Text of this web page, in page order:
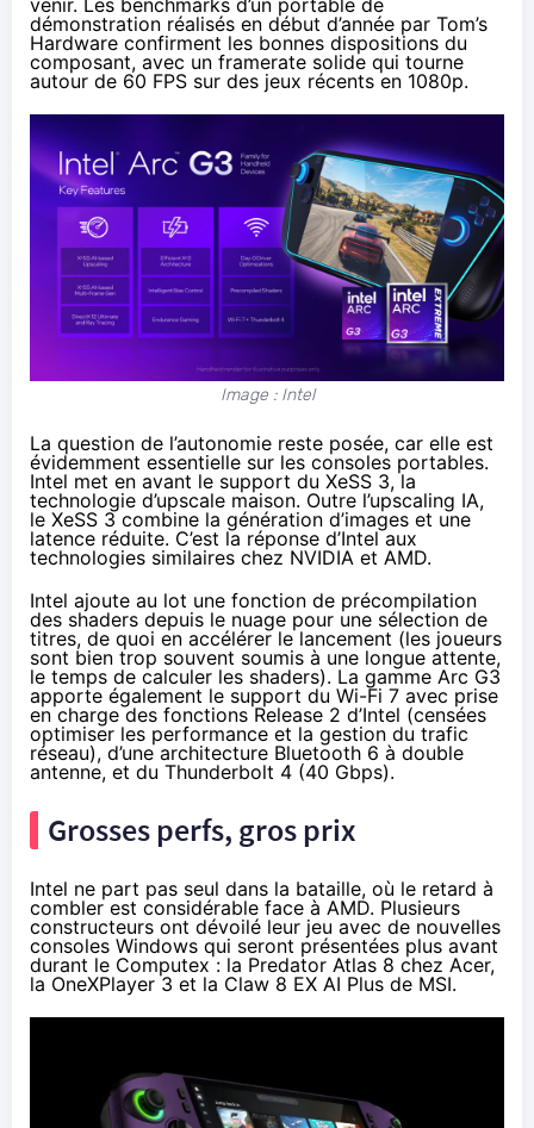
venir. Les benchmarks d’un portable de
démonstration réalisés en début d’année par Tom’s
Hardware confirment les bonnes dispositions du
composant, avec un framerate solide qui tourne
autour de 60 FPS sur des jeux récents en 1080p.
Image : Intel
La question de l’autonomie reste posée, car elle est
évidemment essentielle sur les consoles portables.
Intel met en avant le support du XeSS 3, la
technologie d’upscale maison. Outre l’upscaling IA,
le XeSS 3 combine la génération d’images et une
latence réduite. C’est la réponse d’Intel aux
technologies similaires chez NVIDIA et AMD.
Intel ajoute au lot une fonction de précompilation
des shaders depuis le nuage pour une sélection de
titres, de quoi en accélérer le lancement (les joueurs
sont bien trop souvent soumis à une longue attente,
le temps de calculer les shaders). La gamme Arc G3
apporte également le support du Wi-Fi 7 avec prise
en charge des fonctionsRelease 2 d’Intel (censées
optimiser les performance et la gestion du trafic
réseau), d’une architecture Bluetooth 6 à double
antenne, et du Thunderbolt 4 (40 Gbps).
Grosses perfs, gros prix
Intel ne part pas seul dans la bataille, où le retard à
combler est considérable face à AMD. Plusieurs
constructeurs ont dévoilé leur jeu avec de nouvelles
consoles Windows qui seront présentées plus avant
durant le Computex : la Predator Atlas 8 chez Acer,
la OneXPlayer 3 et la Claw 8 EX AI Plus de MSI.